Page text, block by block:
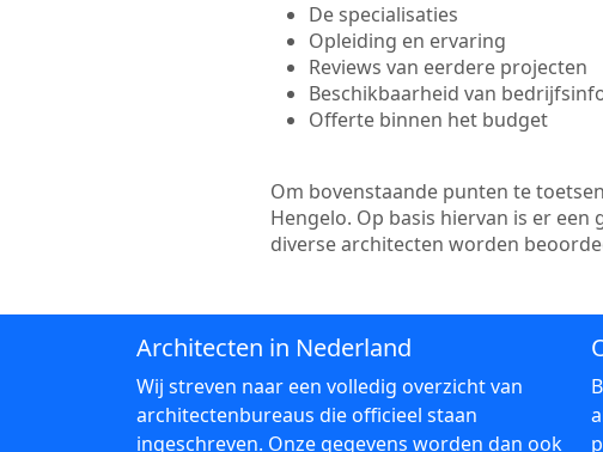
De specialisaties
Opleiding en ervaring
Reviews van eerdere projecten
Beschikbaarheid van
Offerte binnen het budget
Om bovenstaande punten te
Hengelo. Op basis hiervan is er
diverse architecten worden
Architecten in Nederland
Wij streven naar een volledig overzicht van
architectenbureaus die officieel staan
ingeschreven. Onze gegevens worden dan ook